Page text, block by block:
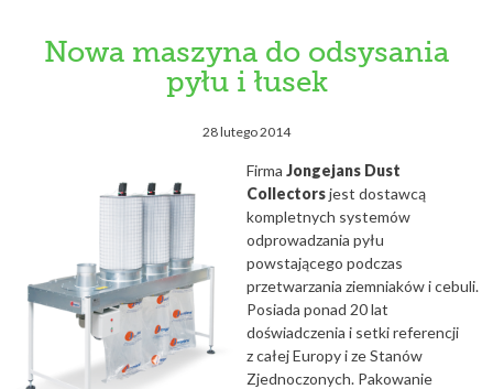
Nowa maszyna do odsysania
pyłu i łusek
28 lutego 2014
Firma Jongejans Dust
Collectorsjest dostawcą
kompletnych systemów
odprowadzania pyłu
powstającego podczas
przetwarzania ziemniaków i cebuli.
Posiada ponad 20 lat
doświadczenia i setki referencji
z całej Europy i ze Stanów
Zjednoczonych. Pakowanie